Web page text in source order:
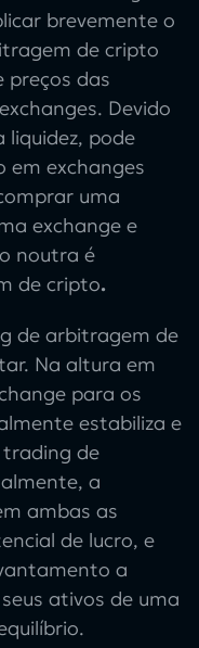
brevemente o
de cripto
preços das
Devido
liquidez, pode
em exchanges
uma
exchange e
noutra é
de cripto.
de arbitragem de
Na altura em
para os
estabiliza e
trading de
a
ambas as
de lucro, e
a
ativos de uma